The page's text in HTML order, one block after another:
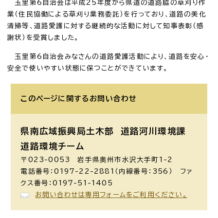
玉里第6自治会は平成25年度から県道の道路脇の草刈り作
業（住民協働による草刈り業務委託）を行っており、道路の美化
清掃等、道路愛護に対する継続的な活動に対して知事表彰（感
謝状）を受賞しました。
玉里第6自治会みなさんの道路愛護活動により、道路を安心・
安全で使いやすい状態に保つことができています。
このページに関する お問い合わせ
県南広域振興局土木部 道路河川環境課
道路環境チーム
〒023-0053 岩手県奥州市水沢大手町1-2
電話番号：0197-22-2881（内線番号：356） ファ
クス番号：0197-51-1405
お問い合わせは専用フォームをご利用ください。